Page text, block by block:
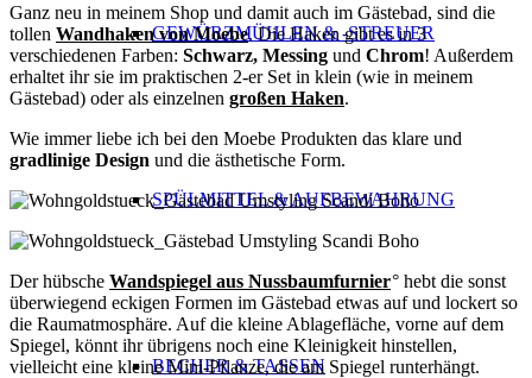
GEWÜRZMÜHLEN & -STREUER
SPÜLMITTEL & AUFBEWAHRUNG
BECHER & TASSEN
Ganz neu in meinem Shop und damit auch im Gästebad, sind die
tollen Wandhaken von Moebe. Die Haken gibt es in 3
verschiedenen Farben: Schwarz, Messing und Chrom! Außerdem
erhaltet ihr sie im praktischen 2-er Set in klein (wie in meinem
Gästebad) oder als einzelnen großen Haken.
Wie immer liebe ich bei den Moebe Produkten das klare und
gradlinige Design und die ästhetische Form.
Der hübsche Wandspiegel aus Nussbaumfurnier° hebt die sonst
überwiegend eckigen Formen im Gästebad etwas auf und lockert so
die Raumatmosphäre. Auf die kleine Ablagefläche, vorne auf dem
Spiegel, könnt ihr übrigens noch eine Kleinigkeit hinstellen,
vielleicht eine kleine Mini-Pflanze, die am Spiegel runterhängt.